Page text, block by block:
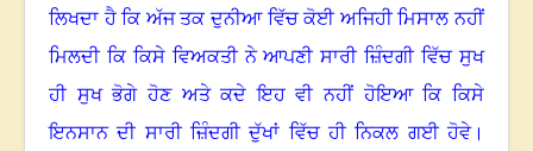
ਲਿਖਦਾ ਹੈ ਕਿ ਅੱਜ ਤਕ ਦੁਨੀਆ ਵਿੱਚ ਕੋਈ ਅਜਿਹੀ ਮਿਸਾਲ ਨਹੀਂ
ਮਿਲਦੀ ਕਿ ਕਿਸੇ ਵਿਅਕਤੀ ਨੇ ਆਪਣੀ ਸਾਰੀ ਜ਼ਿੰਦਗੀ ਵਿੱਚ ਸੁਖ
ਹੀ ਸੁਖ ਭੋਗੇ ਹੋਣ ਅਤੇ ਕਦੇ ਇਹ ਵੀ ਨਹੀਂ ਹੋਇਆ ਕਿ ਕਿਸੇ
ਇਨਸਾਨ ਦੀ ਸਾਰੀ ਜ਼ਿੰਦਗੀ ਦੁੱਖਾਂ ਵਿੱਚ ਹੀ ਨਿਕਲ ਗਈ ਹੋਵੇ।